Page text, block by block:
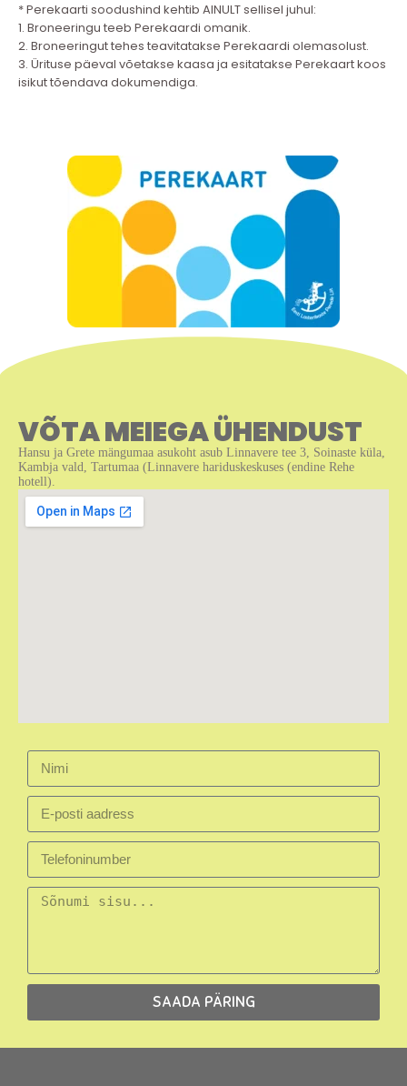
* Perekaarti soodushind kehtib AINULT sellisel juhul:
1. Broneeringu teeb Perekaardi omanik.
2. Broneeringut tehes teavitatakse Perekaardi olemasolust.
3. Ürituse päeval võetakse kaasa ja esitatakse Perekaart koos
isikut tõendava dokumendiga.
VÕTA MEIEGA ÜHENDUST
Hansu ja Grete mängumaa asukoht asub Linnavere tee 3, Soinaste küla,
Kambja vald, Tartumaa (Linnavere hariduskeskuses (endine Rehe
hotell).
SAADA PÄRING